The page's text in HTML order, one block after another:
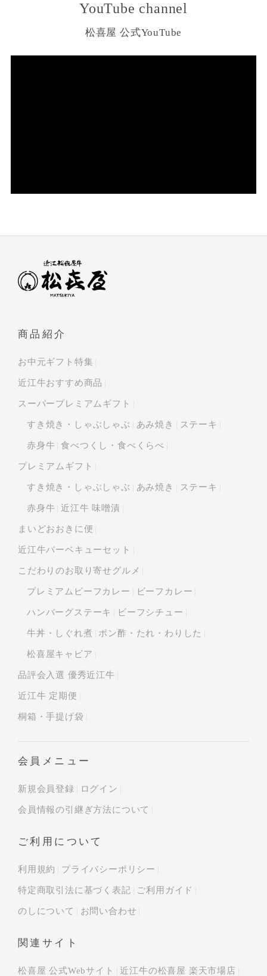
YouTube channel
松喜屋 公式YouTube
商品紹介
お中元ギフト特集
近江牛おすすめ商品
スーパープレミアムギフト
すき焼き・しゃぶしゃぶ あみ焼き ステーキ
赤身牛 食べつくし・食べくらべ
プレミアムギフト
すき焼き・しゃぶしゃぶ あみ焼き ステーキ
赤身牛 近江牛 味噌漬
まいどおおきに便
近江牛バーベキューセット
こだわりのお取り寄せグルメ
プレミアムビーフカレー ビーフカレー
ハンバーグステーキ ビーフシチュー
牛丼・しぐれ煮 ポン酢・たれ・わりした
松喜屋キャビア
品評会入選 優秀近江牛
近江牛 定期便
桐箱・手提げ袋
会員メニュー
新規会員登録 ログイン
会員情報の引継ぎ方法について
ご利用について
利用規約 プライバシーポリシー
特定商取引法に基づく表記 ご利用ガイド
のしについて お問い合わせ
関連サイト
松喜屋 公式Webサイト 近江牛の松喜屋 楽天市場店